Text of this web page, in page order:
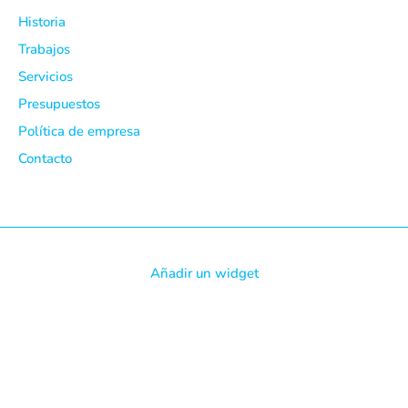
Historia
Trabajos
Servicios
Presupuestos
Política de empresa
Contacto
Añadir un widget